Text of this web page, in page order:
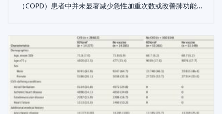
（COPD）患者中并未显著减少急性加重次数或改善肺功能，